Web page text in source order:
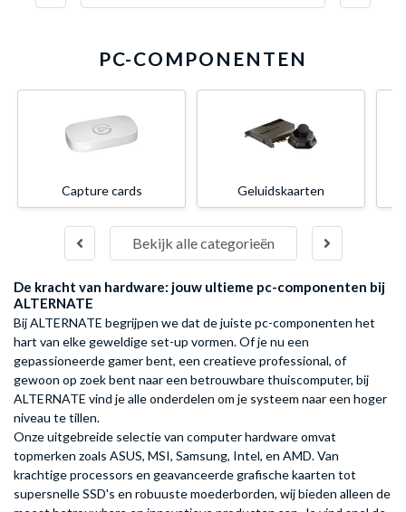
PC-COMPONENTEN
Bekijk alle categorieën
Capture cards Geluidskaarten
De kracht van hardware: jouw ultieme pc-componenten bij
ALTERNATE
Bij ALTERNATE begrijpen we dat de juiste pc-componenten het
hart van elke geweldige set-up vormen. Of je nu een
gepassioneerde gamer bent, een creatieve professional, of
gewoon op zoek bent naar een betrouwbare thuiscomputer, bij
ALTERNATE vind je alle onderdelen om je systeem naar een hoger
niveau te tillen.
Onze uitgebreide selectie van computer hardware omvat
topmerken zoals ASUS, MSI, Samsung, Intel, en AMD. Van
krachtige processors en geavanceerde grafische kaarten tot
supersnelle SSD's en robuuste moederborden, wij bieden alleen de